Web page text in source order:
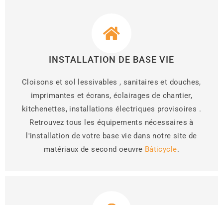
INSTALLATION DE BASE VIE
Cloisons et sol lessivables , sanitaires et douches,
imprimantes et écrans, éclairages de chantier,
kitchenettes, installations électriques provisoires .
Retrouvez tous les équipements nécessaires à
l'installation de votre base vie dans notre site de
matériaux de second oeuvre Bâticycle.